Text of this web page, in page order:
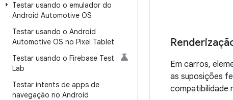
Testar usando o emulador do
Android Automotive OS
Testar usando o Android
Automotive OS no Pixel Tablet
Testar usando o Firebase Test
Lab
Testar intents de apps de
navegação no Android
Em carros,
as suposições
compatibilidade